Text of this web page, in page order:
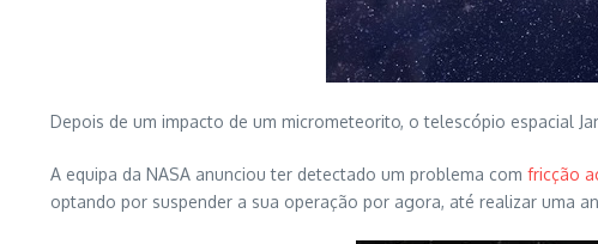
Depois de um impacto de um micrometeorito, o telescópio espacial
A equipa da NASA anunciou ter detectado um problema com fricção
optando por suspender a sua operação por agora, até realizar uma